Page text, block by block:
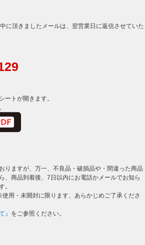
に頂きましたメールは、翌営業日に返信させていた
ートが開きます。
りますが、万一、不良品・破損品や・間違った商品
、商品到着後、7日以内にお電話かメールでお知ら
。
使用・未開封に限ります、あらかじめご了承くださ
』 をご参照ください。